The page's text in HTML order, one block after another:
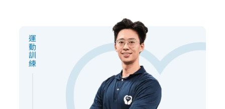
運動訓練